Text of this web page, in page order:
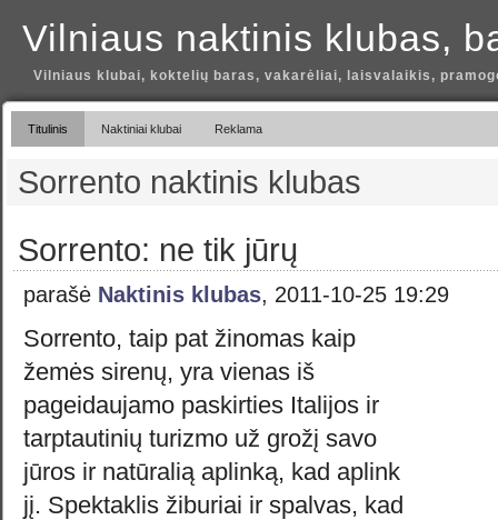
Vilniaus naktinis klubas,
Vilniaus klubai, koktelių baras, vakarėliai, laisvalaikis,
Titulinis Naktiniai klubai Reklama
Sorrento naktinis klubas
Sorrento: ne tik jūrų
parašė Naktinis klubas, 2011-10-25 19:29
Sorrento, taip pat žinomas kaip
žemės sirenų, yra vienas iš
pageidaujamo paskirties Italijos ir
tarptautinių turizmo už grožį savo
jūros ir natūralią aplinką, kad aplink
jį. Spektaklis žiburiai ir spalvas, kad